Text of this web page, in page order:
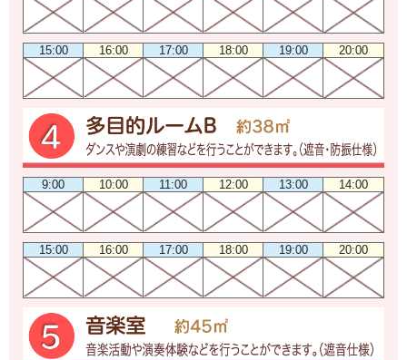
15:00 16:00 17:00 18:00 19:00 20:00
9:00 10:00 11:00 12:00 13:00 14:00
15:00 16:00 17:00 18:00 19:00 20:00